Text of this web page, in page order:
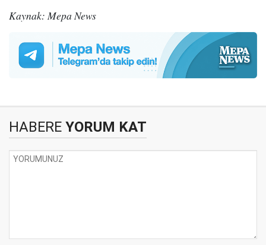
Kaynak: Mepa News
HABERE YORUM KAT